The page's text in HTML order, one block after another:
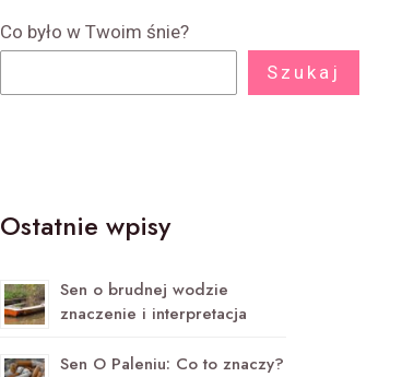
Co było w Twoim śnie?
Szukaj
Ostatnie wpisy
Sen o brudnej wodzie
znaczenie i interpretacja
Sen O Paleniu: Co to znaczy?